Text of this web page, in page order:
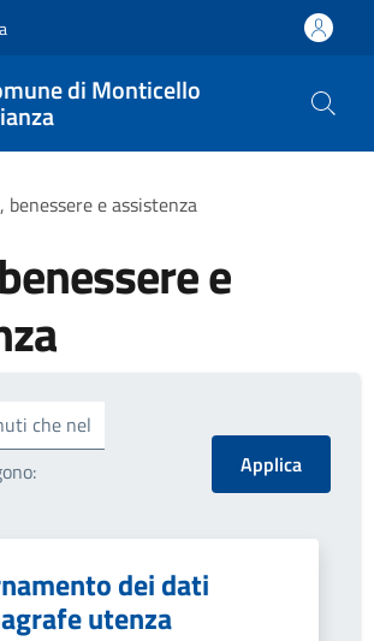
di Monticello
pane
benessere e assistenza
e
che nel
dei dati
utenza